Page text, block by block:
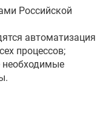
Российской
автоматизация
процессов;
необходимые